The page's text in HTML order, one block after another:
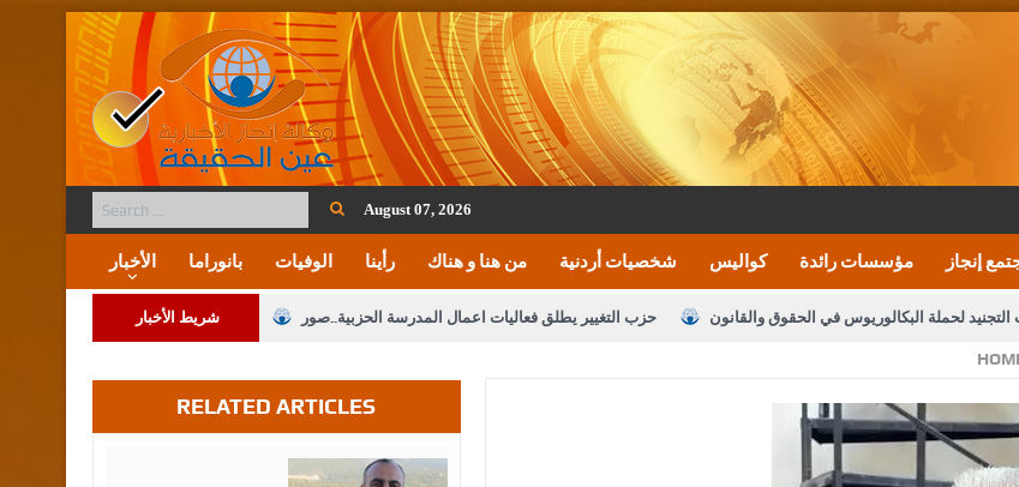
August 07, 2026
الأخبار بانوراما الوفيات رأينا من هنا و هناك شخصيات أردنية كواليس مؤسسات رائدة إنجاز
شريط الأخبار حزب التغيير يطلق فعاليات اعمال المدرسة الحزبية..صور التجنيد لحملة البكالوريوس في الحقوق والقانون
النواب يقر مشروع تعديل قانون الملكية العقارية ويؤكد حرص مجلس النواب على شراكة فاعلة مع الإعلام
دعوة المكلفين بخدمة العلم (الدفعة الثالثة) إلى مراجعة منصة خدمة العلم يلتقي مجموعة من رفاق السلاح
RELATED ARTICLES